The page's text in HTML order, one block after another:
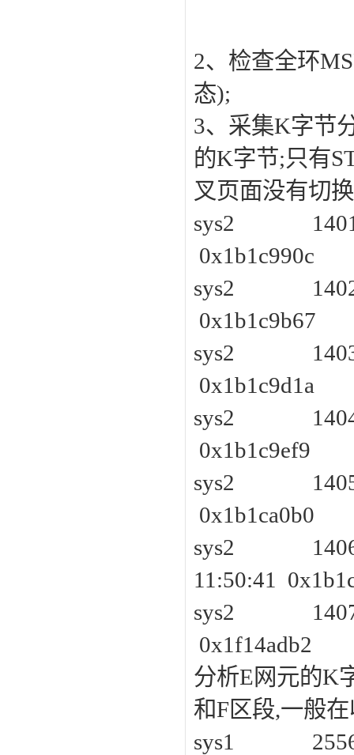
2、检查全环
态);
3、采集K字节
的K字节;只有
叉页面没有切
sys2 1401
0x1b1c990c
sys2 1402
0x1b1c9b67
sys2 1403
0x1b1c9d1a
sys2 1404
0x1b1c9ef9
sys2 1405
0x1b1ca0b0
sys2 1406
11:50:41
sys2 1407
0x1f14adb2
分析E网元的K
和F区段,一般
sys1 2556